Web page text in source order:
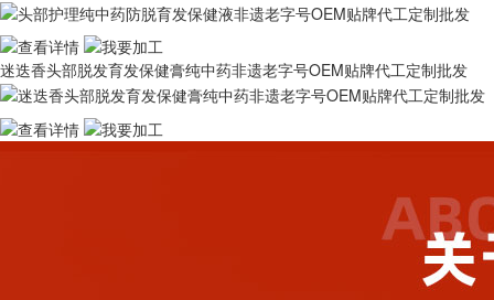
迷迭香头部脱发育发保健膏纯中药非遗老字号OEM贴牌代工定制批发